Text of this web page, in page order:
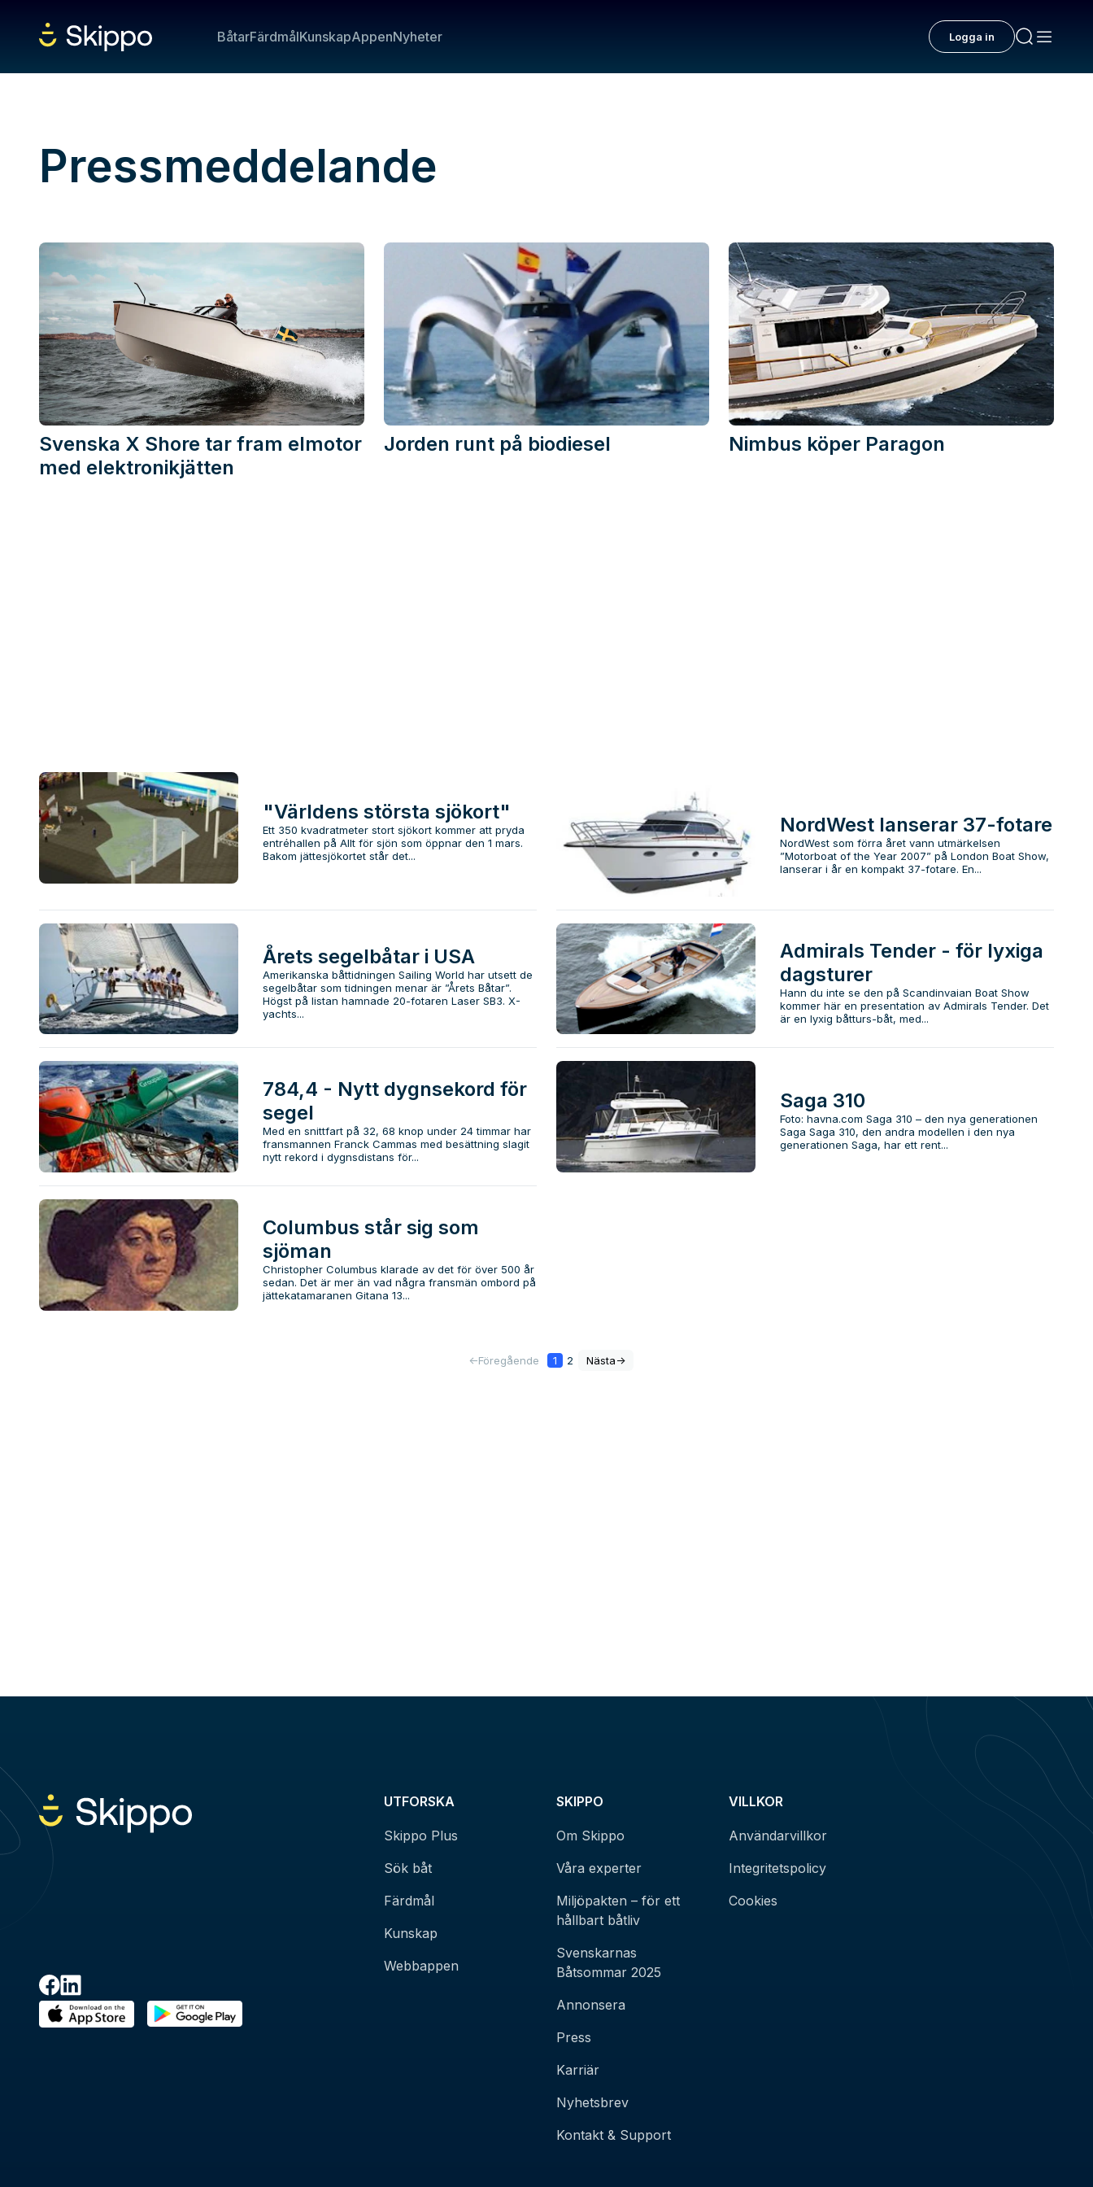
BåtarFärdmålKunskapAppenNyheter Logga in
Pressmeddelande
Svenska X Shore tar fram elmotor
med elektronikjätten
Jorden runt på biodiesel Nimbus köper Paragon
"Världens största sjökort"
Ett 350 kvadratmeter stort sjökort kommer att pryda
entréhallen på Allt för sjön som öppnar den 1 mars.
Bakom jättesjökortet står det...
NordWest lanserar 37-fotare
NordWest som förra året vann utmärkelsen
”Motorboat of the Year 2007” på London Boat Show,
lanserar i år en kompakt 37-fotare. En...
Årets segelbåtar i USA
Amerikanska båttidningen Sailing World har utsett de
segelbåtar som tidningen menar är ”Årets Båtar”.
Högst på listan hamnade 20-fotaren Laser SB3. X-
yachts...
Admirals Tender - för lyxiga
dagsturer
Hann du inte se den på Scandinvaian Boat Show
kommer här en presentation av Admirals Tender. Det
är en lyxig båtturs-båt, med...
784,4 - Nytt dygnsekord för
segel
Med en snittfart på 32, 68 knop under 24 timmar har
fransmannen Franck Cammas med besättning slagit
nytt rekord i dygnsdistans för...
Saga 310
Foto: havna.com Saga 310 – den nya generationen
Saga Saga 310, den andra modellen i den nya
generationen Saga, har ett rent...
Columbus står sig som
sjöman
Christopher Columbus klarade av det för över 500 år
sedan. Det är mer än vad några fransmän ombord på
jättekatamaranen Gitana 13...
<-Föregående 1 2 Nästa->
UTFORSKA
Skippo Plus
Sök båt
Färdmål
Kunskap
Webbappen
SKIPPO
Om Skippo
Våra experter
Miljöpakten – för ett
hållbart båtliv
Svenskarnas
Båtsommar 2025
Annonsera
Press
Karriär
Nyhetsbrev
Kontakt & Support
VILLKOR
Användarvillkor
Integritetspolicy
Cookies